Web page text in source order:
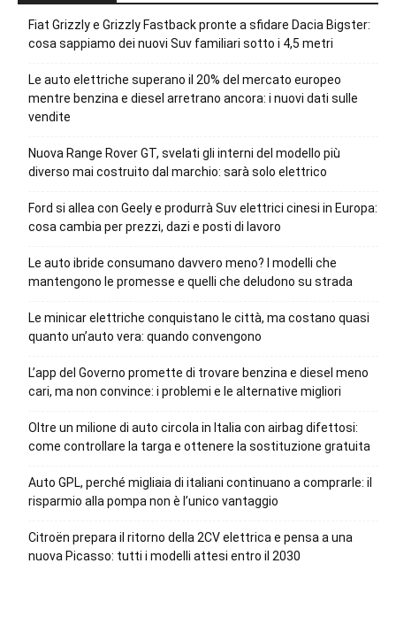
Fiat Grizzly e Grizzly Fastback pronte a sfidare Dacia Bigster:
cosa sappiamo dei nuovi Suv familiari sotto i 4,5 metri
Le auto elettriche superano il 20% del mercato europeo
mentre benzina e diesel arretrano ancora: i nuovi dati sulle
vendite
Nuova Range Rover GT, svelati gli interni del modello più
diverso mai costruito dal marchio: sarà solo elettrico
Ford si allea con Geely e produrrà Suv elettrici cinesi in Europa:
cosa cambia per prezzi, dazi e posti di lavoro
Le auto ibride consumano davvero meno? I modelli che
mantengono le promesse e quelli che deludono su strada
Le minicar elettriche conquistano le città, ma costano quasi
quanto un’auto vera: quando convengono
L’app del Governo promette di trovare benzina e diesel meno
cari, ma non convince: i problemi e le alternative migliori
Oltre un milione di auto circola in Italia con airbag difettosi:
come controllare la targa e ottenere la sostituzione gratuita
Auto GPL, perché migliaia di italiani continuano a comprarle: il
risparmio alla pompa non è l’unico vantaggio
Citroën prepara il ritorno della 2CV elettrica e pensa a una
nuova Picasso: tutti i modelli attesi entro il 2030